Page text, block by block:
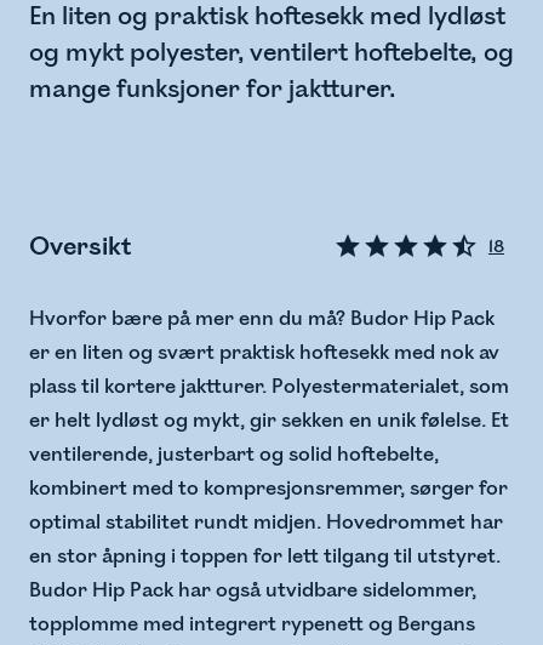
En liten og praktisk hoftesekk med lydløst
og mykt polyester, ventilert hoftebelte, og
mange funksjoner for jaktturer.
Oversikt 18
Hvorfor bære på mer enn du må? Budor Hip Pack
er en liten og svært praktisk hoftesekk med nok av
plass til kortere jaktturer. Polyestermaterialet, som
er helt lydløst og mykt, gir sekken en unik følelse. Et
ventilerende, justerbart og solid hoftebelte,
kombinert med to kompresjonsremmer, sørger for
optimal stabilitet rundt midjen. Hovedrommet har
en stor åpning i toppen for lett tilgang til utstyret.
Budor Hip Pack har også utvidbare sidelommer,
topplomme med integrert rypenett og Bergans